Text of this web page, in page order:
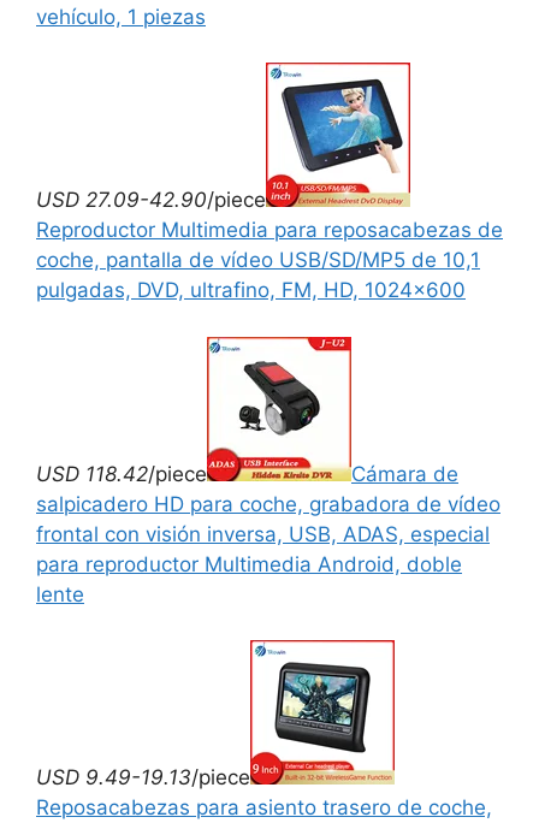
vehículo, 1 piezas
USD 27.09-42.90/piece
Reproductor Multimedia para reposacabezas de
coche, pantalla de vídeo USB/SD/MP5 de 10,1
pulgadas, DVD, ultrafino, FM, HD, 1024×600
USD 118.42/piece
Cámara de
salpicadero HD para coche, grabadora de vídeo
frontal con visión inversa, USB, ADAS, especial
para reproductor Multimedia Android, doble
lente
USD 9.49-19.13/piece
Reposacabezas para asiento trasero de coche,